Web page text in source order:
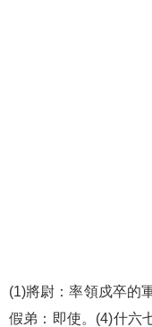
(1)將尉：率領戍卒的
假弟：即使。(4)什六